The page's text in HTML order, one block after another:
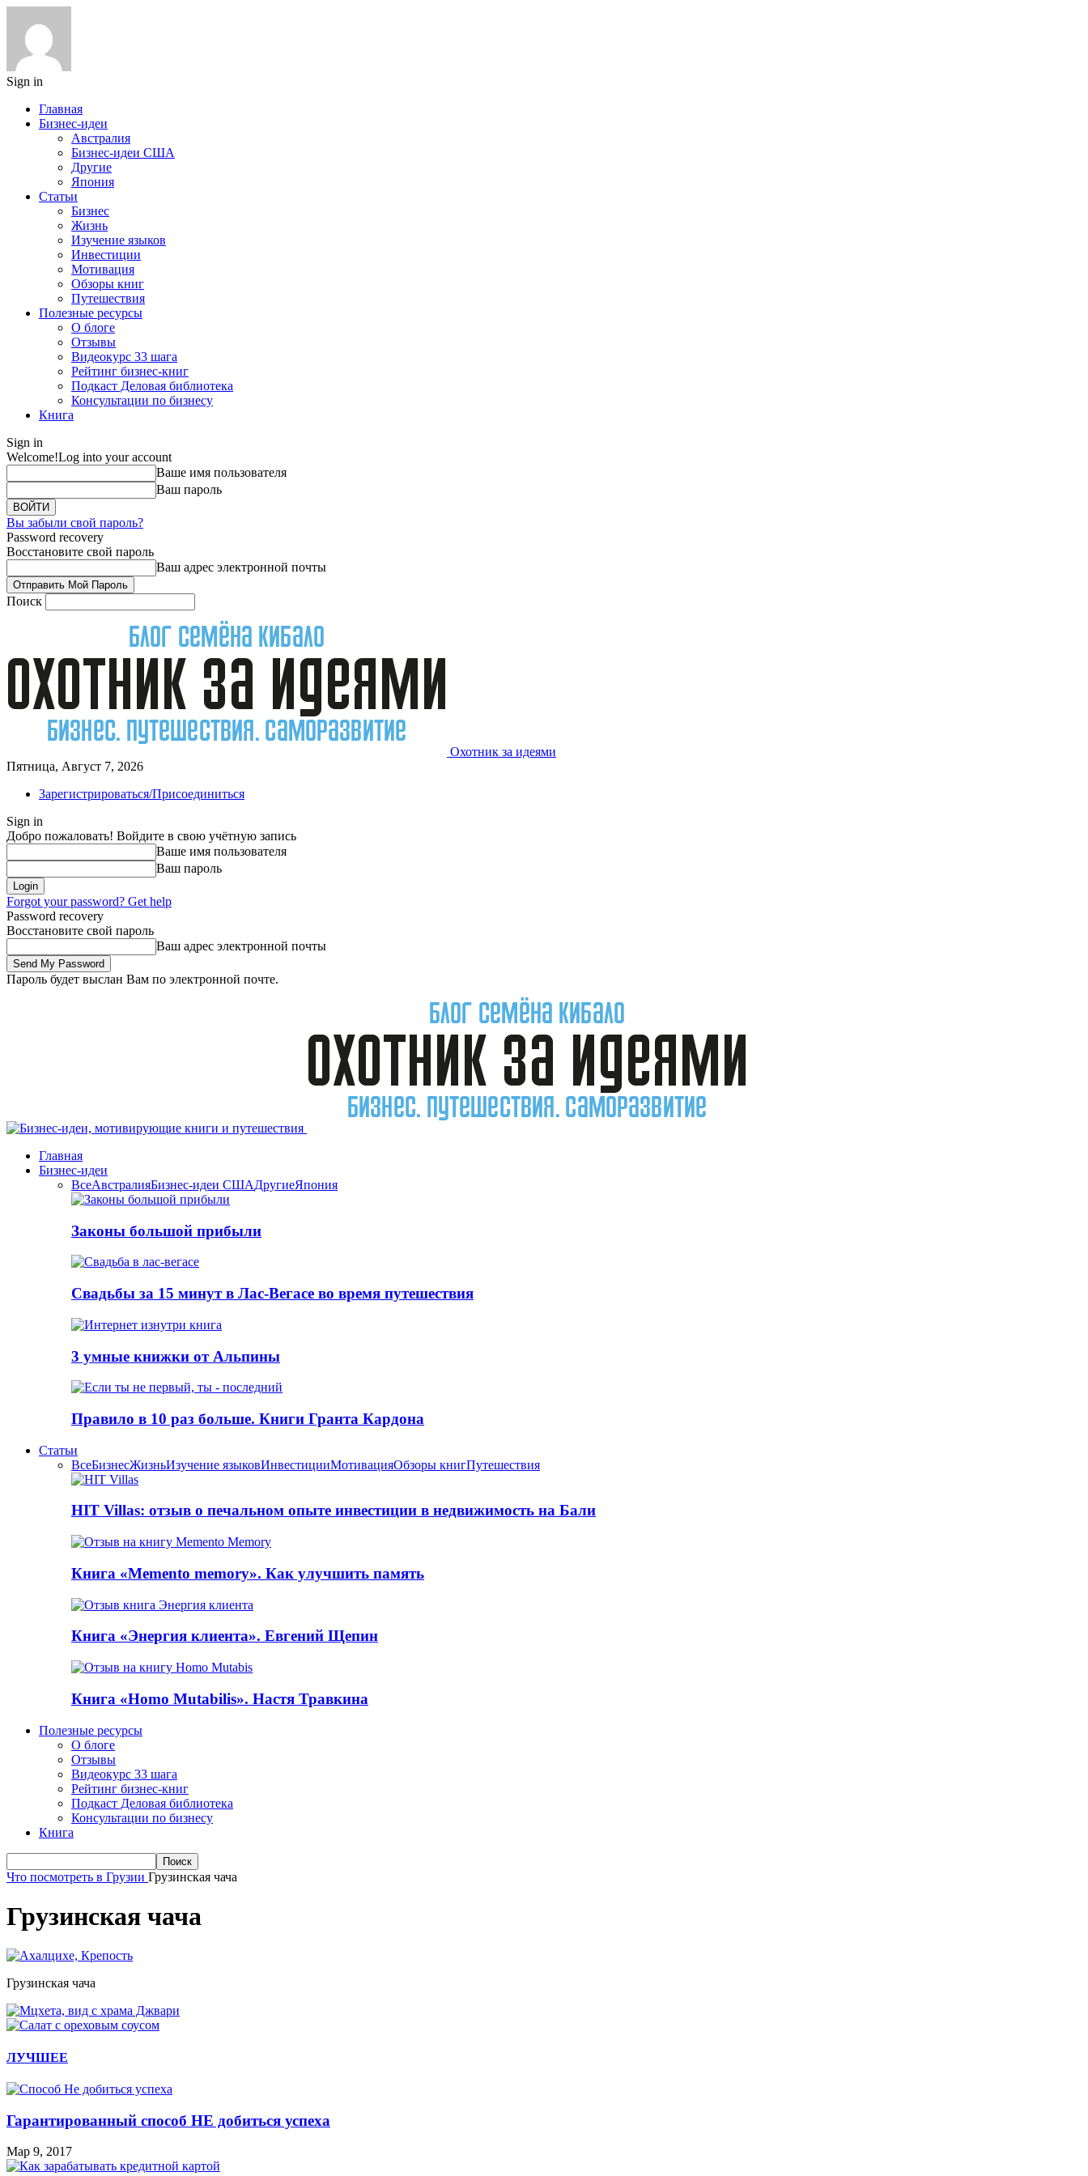
Sign in
Главная
Бизнес-идеи
Австралия
Бизнес-идеи США
Другие
Япония
Статьи
Бизнес
Жизнь
Изучение языков
Инвестиции
Мотивация
Обзоры книг
Путешествия
Полезные ресурсы
О блоге
Отзывы
Видеокурс 33 шага
Рейтинг бизнес-книг
Подкаст Деловая библиотека
Консультации по бизнесу
Книга
Sign in
Welcome!Log into your account
Ваше имя пользователя
Ваш пароль
Вы забыли свой пароль?
Password recovery
Восстановите свой пароль
Ваш адрес электронной почты
Поиск
Охотник за идеями
Пятница, Август 7, 2026
Зарегистрироваться/Присоединиться
Sign in
Добро пожаловать! Войдите в свою учётную запись
Ваше имя пользователя
Ваш пароль
Forgot your password? Get help
Password recovery
Восстановите свой пароль
Ваш адрес электронной почты
Пароль будет выслан Вам по электронной почте.
Главная
Бизнес-идеи
ВсеАвстралияБизнес-идеи СШАДругиеЯпония
Законы большой прибыли
Свадьбы за 15 минут в Лас-Вегасе во время путешествия
3 умные книжки от Альпины
Правило в 10 раз больше. Книги Грантa Кардона
Статьи
ВсеБизнесЖизньИзучение языковИнвестицииМотивацияОбзоры книгПутешествия
HIT Villas: отзыв о печальном опыте инвестиции в недвижимость на Бали
Книга «Memento memory». Как улучшить память
Книга «Энергия клиента». Евгений Щепин
Книга «Homo Mutabilis». Настя Травкина
Полезные ресурсы
О блоге
Отзывы
Видеокурс 33 шага
Рейтинг бизнес-книг
Подкаст Деловая библиотека
Консультации по бизнесу
Книга
Что посмотреть в Грузии Грузинская чача
Грузинская чача
Грузинская чача
ЛУЧШЕЕ
Гарантированный способ НЕ добиться успеха
Мар 9, 2017